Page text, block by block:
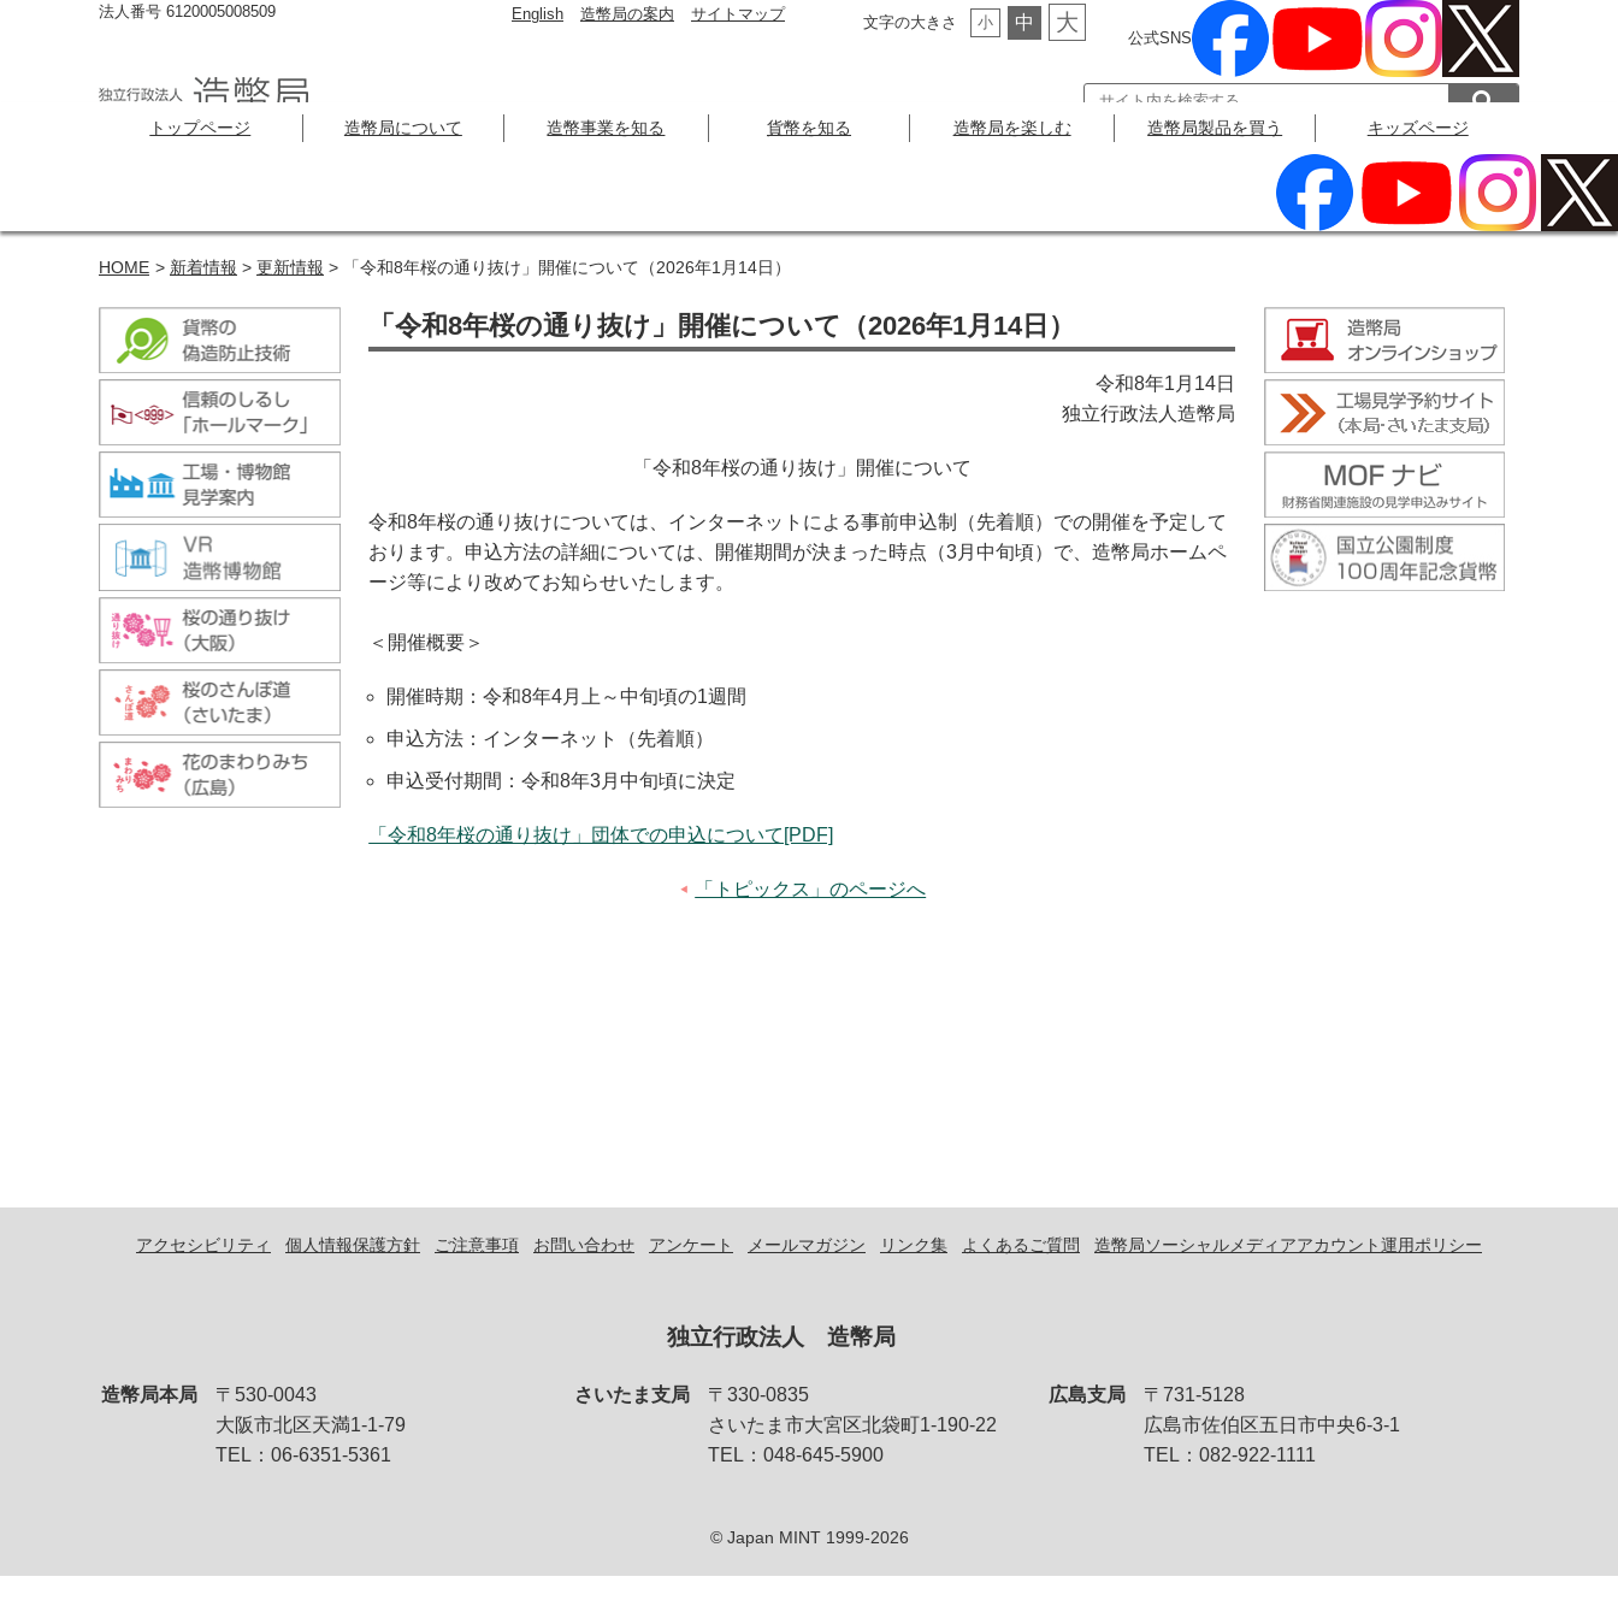
法人番号 6120005008509 English 造幣局の案内 サイトマップ 文字の大きさ 小 中 大
公式SNS
トップページ 造幣局について 造幣事業を知る 貨幣を知る 造幣局を楽しむ 造幣局製品を買う キッズページ
HOME > 新着情報 > 更新情報 > 「令和8年桜の通り抜け」開催について（2026年1月14日）
「令和8年桜の通り抜け」開催について（2026年1月14日）
令和8年1月14日
独立行政法人造幣局
「令和8年桜の通り抜け」開催について
令和8年桜の通り抜けについては、インターネットによる事前申込制（先着順）での開催を予定して
おります。申込方法の詳細については、開催期間が決まった時点（3月中旬頃）で、造幣局ホームペ
ージ等により改めてお知らせいたします。
＜開催概要＞
開催時期：令和8年4月上～中旬頃の1週間
申込方法：インターネット（先着順）
申込受付期間：令和8年3月中旬頃に決定
「令和8年桜の通り抜け」団体での申込について[PDF]
「トピックス」のページへ
アクセシビリティ 個人情報保護方針 ご注意事項 お問い合わせ アンケート メールマガジン リンク集 よくあるご質問 造幣局ソーシャルメディアアカウント運用ポリシー
独立行政法人 造幣局
造幣局本局
〒530-0043
大阪市北区天満1-1-79
TEL：06-6351-5361
さいたま支局
〒330-0835
さいたま市大宮区北袋町1-190-22
TEL：048-645-5900
広島支局
〒731-5128
広島市佐伯区五日市中央6-3-1
TEL：082-922-1111
© Japan MINT 1999-2026